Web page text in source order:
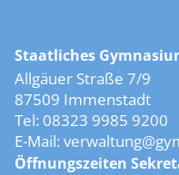
Staatliches
Allgäuer Straße 7/9
87509 Immenstadt
Tel: 08323 9985 9200
E-Mail:
Öffnungszeiten